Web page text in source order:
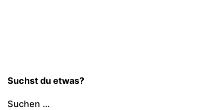
Suchst du etwas?
Suchen …